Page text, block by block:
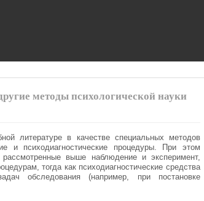
методы психологической науки
литературе в качестве спе­циальных методов
и психодиа­гностические процедуры. При этом
выше наблюдение и эксперимент,
тогда как психодиагностические средства
обследования (напри­мер, при постановке